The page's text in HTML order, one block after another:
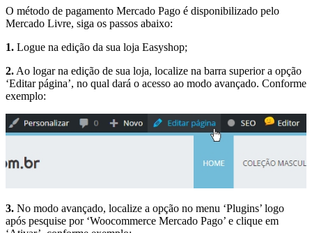
O método de pagamento Mercado Pago é disponibilizado pelo
Mercado Livre, siga os passos abaixo:
1. Logue na edição da sua loja Easyshop;
2. Ao logar na edição de sua loja, localize na barra superior a opção
‘Editar página’, no qual dará o acesso ao modo avançado. Conforme
exemplo:
3. No modo avançado, localize a opção no menu ‘Plugins’ logo
após pesquise por ‘Woocommerce Mercado Pago’ e clique em